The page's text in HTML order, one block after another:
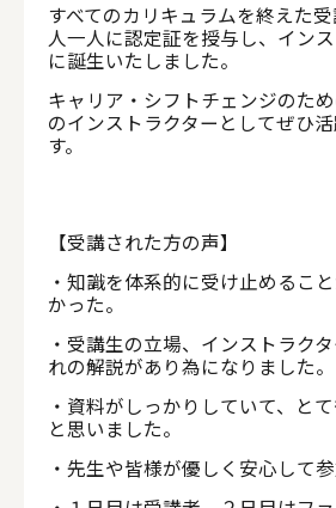
すべてのカリキュラムを終えた
人一人に認定証を授与し、イン
に誕生いたしました。
キャリア・シフトチェンジのた
のインストラクターとしてぜひ
す。
【受講された方の声】
・知識を体系的に受け止めるこ
かった。
・受講生の立場、インストラク
れの解説があり為になりました。
・資料がしっかりしていて、と
と思いました。
・先生や皆様が優しく安心して